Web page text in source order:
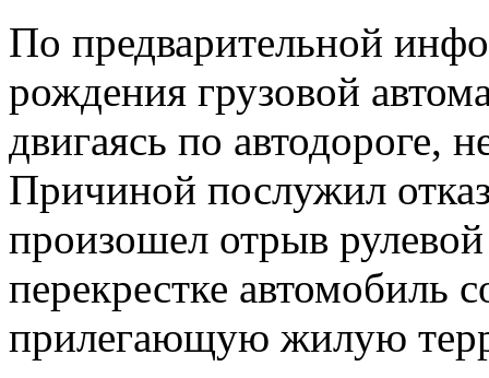
По предварительной
рождения грузовой
двигаясь по автодороге,
Причиной послужил
произошел отрыв рулевой
перекрестке автомобиль
прилегающую жилую